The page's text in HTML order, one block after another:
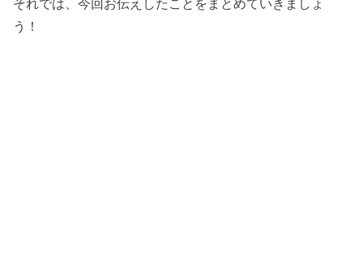
それでは、今回お伝えしたことをまとめていきましょ
う！